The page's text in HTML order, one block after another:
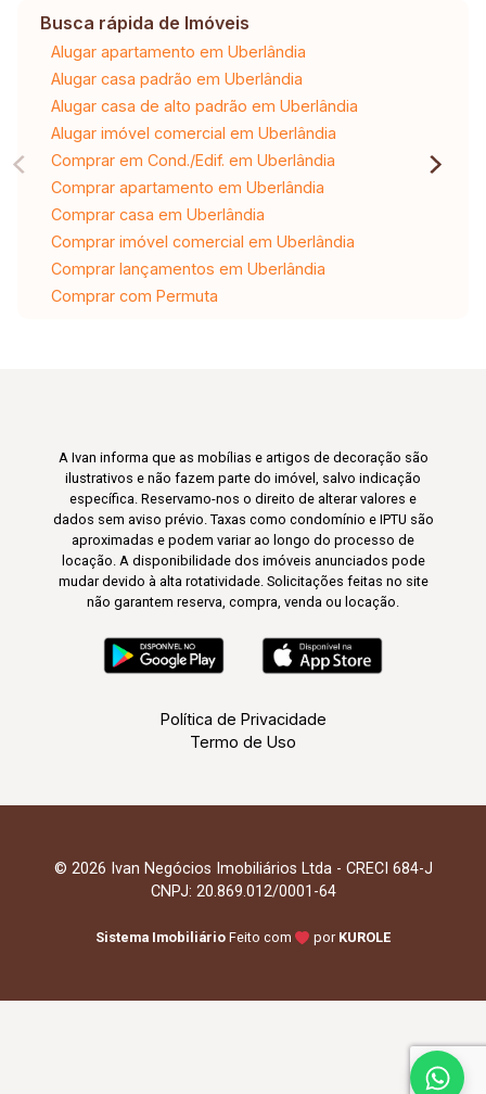
Busca rápida de Imóveis
Alugar apartamento em Uberlândia
Alugar casa padrão em Uberlândia
Alugar casa de alto padrão em Uberlândia
Alugar imóvel comercial em Uberlândia
Comprar em Cond./Edif. em Uberlândia
Comprar apartamento em Uberlândia
Comprar casa em Uberlândia
Comprar imóvel comercial em Uberlândia
Comprar lançamentos em Uberlândia
Comprar com Permuta
A Ivan informa que as mobílias e artigos de decoração são
ilustrativos e não fazem parte do imóvel, salvo indicação
específica. Reservamo-nos o direito de alterar valores e
dados sem aviso prévio. Taxas como condomínio e IPTU são
aproximadas e podem variar ao longo do processo de
locação. A disponibilidade dos imóveis anunciados pode
mudar devido à alta rotatividade. Solicitações feitas no site
não garantem reserva, compra, venda ou locação.
Política de Privacidade
Termo de Uso
© 2026 Ivan Negócios Imobiliários Ltda - CRECI 684-J
CNPJ: 20.869.012/0001-64
Sistema Imobiliário Feito com por KUROLE